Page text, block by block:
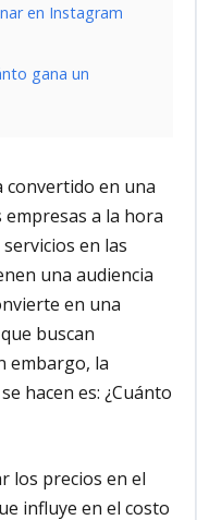
en Instagram
gana un
convertido en una
a la hora
en las
una audiencia
en una
buscan
embargo, la
hacen es: ¿Cuánto
los precios en el
influye en el costo